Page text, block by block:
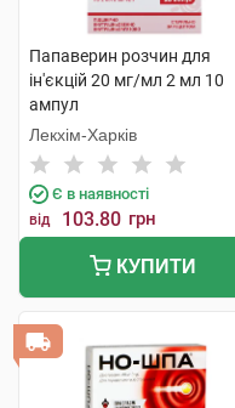
Папаверин розчин для
ін'єкцій 20 мг/мл 2 мл 10
ампул
Лекхім-Харків
Є в наявності
від 103.80 грн
КУПИТИ